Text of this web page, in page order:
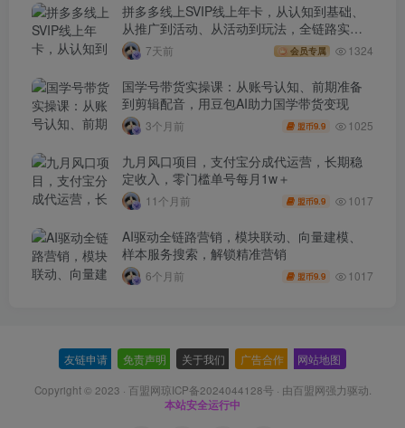
拼多多线上SVIP线上年卡，从认知到基础、
从推广到活动、从活动到玩法，全链路实战
(260730)
7天前 会员专属 1324
国学号带货实操课：从账号认知、前期准备
到剪辑配音，用豆包AI助力国学带货变现
3个月前 盟币9.9 1025
九月风口项目，支付宝分成代运营，长期稳
定收入，零门槛单号每月1w＋
11个月前 盟币9.9 1017
AI驱动全链路营销，模块联动、向量建模、
样本服务搜索，解锁精准营销
6个月前 盟币9.9 1017
友链申请 免责声明 关于我们 广告合作 网站地图
Copyright © 2023 · 百盟网琼ICP备2024044128号 · 由百盟网强力驱动.
本站安全运行中